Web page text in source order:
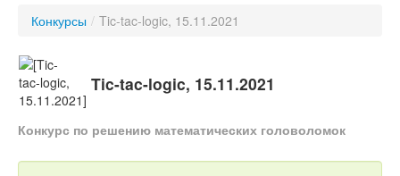
Турниры
Конкурсы / Tic-tac-logic, 15.11.2021
Tic-tac-logic, 15.11.2021
Конкурс по решению математических головоломок